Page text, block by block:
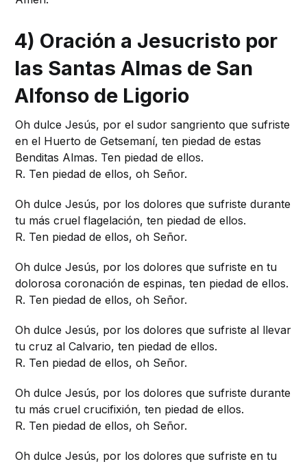
4) Oración a Jesucristo por
las Santas Almas de San
Alfonso de Ligorio
Oh dulce Jesús, por el sudor sangriento que sufriste
en el Huerto de Getsemaní, ten piedad de estas
Benditas Almas. Ten piedad de ellos.
R. Ten piedad de ellos, oh Señor.
Oh dulce Jesús, por los dolores que sufriste durante
tu más cruel flagelación, ten piedad de ellos.
R. Ten piedad de ellos, oh Señor.
Oh dulce Jesús, por los dolores que sufriste en tu
dolorosa coronación de espinas, ten piedad de ellos.
R. Ten piedad de ellos, oh Señor.
Oh dulce Jesús, por los dolores que sufriste al llevar
tu cruz al Calvario, ten piedad de ellos.
R. Ten piedad de ellos, oh Señor.
Oh dulce Jesús, por los dolores que sufriste durante
tu más cruel crucifixión, ten piedad de ellos.
R. Ten piedad de ellos, oh Señor.
Oh dulce Jesús, por los dolores que sufriste en tu